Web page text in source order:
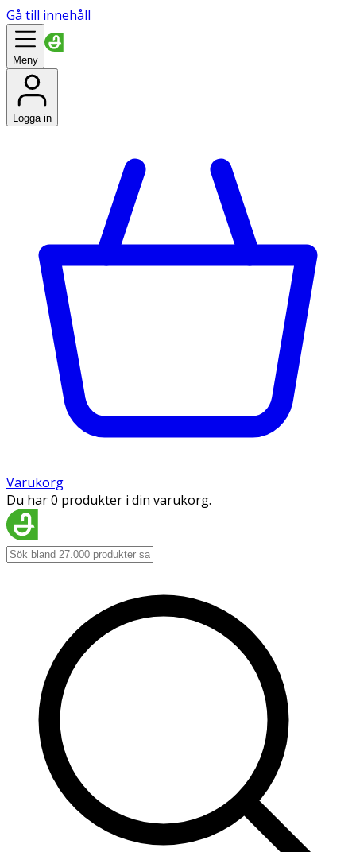
Gå till innehåll
Meny
Logga in
Varukorg
Du har 0 produkter i din varukorg.